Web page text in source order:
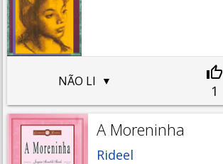
NÃO LI
1
A Moreninha
Rideel